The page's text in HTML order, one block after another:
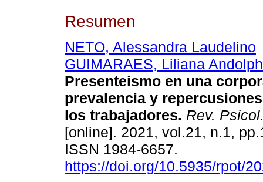
Resumen
NETO, Alessandra Laudelino
GUIMARAES, Liliana
Presenteismo en una
prevalencia y
los trabajadores. Rev.
[online]. 2021, vol.21, n.1,
ISSN 1984-6657.
https://doi.org/10.5935/rpot/